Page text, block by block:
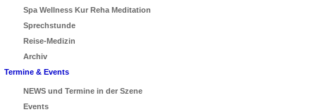
Spa Wellness Kur Reha Meditation
Sprechstunde
Reise-Medizin
Archiv
Termine & Events
NEWS und Termine in der Szene
Events